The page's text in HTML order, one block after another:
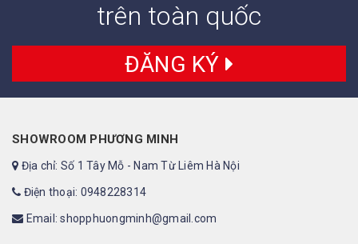
trên toàn quốc
ĐĂNG KÝ
SHOWROOM PHƯƠNG MINH
Địa chỉ: Số 1 Tây Mỗ - Nam Từ Liêm Hà Nội
Điện thoại: 0948228314
Email: shopphuongminh@gmail.com